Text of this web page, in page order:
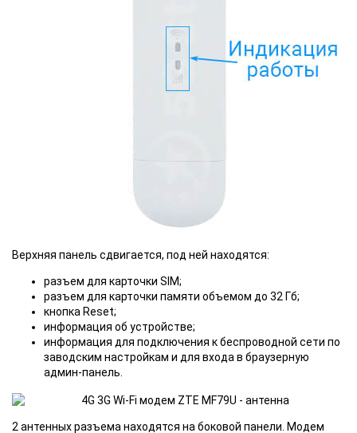
Верхняя панель сдвигается, под ней находятся:
разъем для карточки SIM;
разъем для карточки памяти объемом до 32 Гб;
кнопка Reset;
информация об устройстве;
информация для подключения к беспроводной сети по
заводским настройкам и для входа в браузерную
админ-панель.
2 антенных разъема находятся на боковой панели. Модем